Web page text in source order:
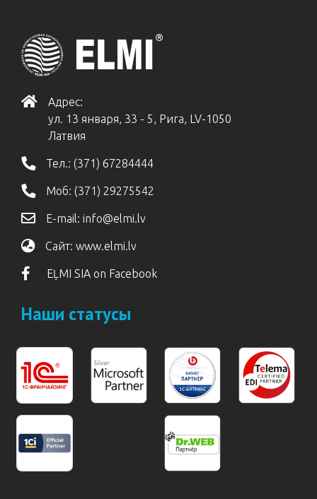
Адрес:
ул. 13 января, 33 - 5, Рига, LV-1050
Латвия
Тел.: (371) 67284444
Моб: (371) 29275542
E-mail: info@elmi.lv
Сайт: www.elmi.lv
EĻMI SIA on Facebook
Наши статусы